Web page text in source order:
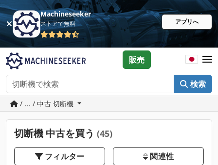
Machineseeker
ストアで無料 アプリへ
検索
販売
/ ... / 中古 切断機
切断機 中古を買う (45)
フィルター 関連性